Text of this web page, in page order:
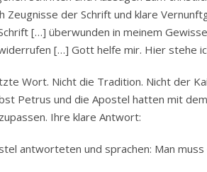
Zeugnisse der Schrift und klare
[…] überwunden in meinem
[…] Gott helfe mir. Hier stehe
Wort. Nicht die Tradition. Nicht der
Petrus und die Apostel hatten mit
Ihre klare Antwort:
antworteten und sprachen: Man